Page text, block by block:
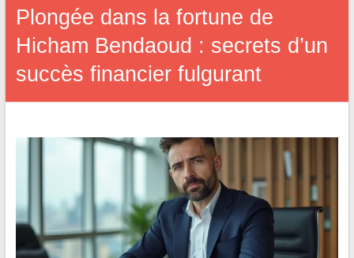
Plongée dans la fortune de
Hicham Bendaoud : secrets d’un
succès financier fulgurant